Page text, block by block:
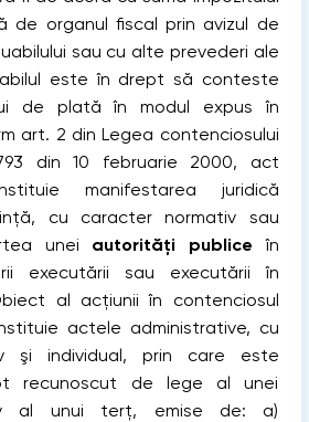
de organul fiscal prin avizul de
sau cu alte prevederi ale
este în drept să conteste
de plată în modul expus în
art. 2 din Legea contenciosului
din 10 februarie 2000, act
manifestarea juridică
cu caracter normativ sau
unei autorităţi publice în
executării sau executării în
al acţiunii în contenciosul
actele administrative, cu
şi individual, prin care este
recunoscut de lege al unei
al unui terţ, emise de: a)